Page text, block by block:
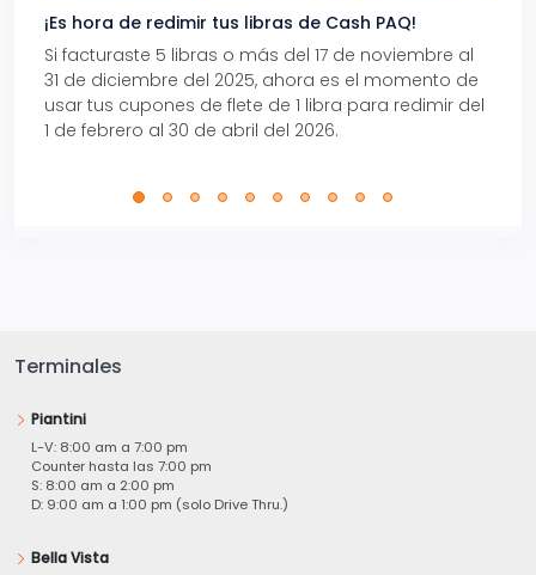
¡Es hora de redimir tus libras de Cash PAQ!
Si facturaste 5 libras o más del 17 de noviembre al
31 de diciembre del 2025, ahora es el momento de
usar tus cupones de flete de 1 libra para redimir del
1 de febrero al 30 de abril del 2026.
Terminales
Piantini
L-V: 8:00 am a 7:00 pm
Counter hasta las 7:00 pm
S: 8:00 am a 2:00 pm
D: 9:00 am a 1:00 pm (solo Drive Thru.)
Bella Vista